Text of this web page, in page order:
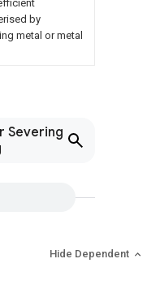
by
metal or metal
Severing
Hide Dependent